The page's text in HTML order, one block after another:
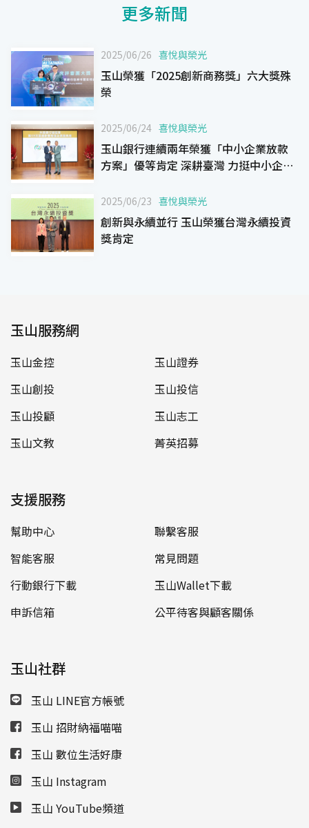
更多新聞
2025/06/26 喜悅與榮光
玉山榮獲「2025創新商務獎」六大獎殊
榮
2025/06/24 喜悅與榮光
玉山銀行連續兩年榮獲「中小企業放款
方案」優等肯定 深耕臺灣 力挺中小企業
2025/06/23 喜悅與榮光
創新與永續並行 玉山榮獲台灣永續投資
獎肯定
玉山服務網
玉山金控
玉山證券
玉山創投
玉山投信
玉山投顧
玉山志工
玉山文教
菁英招募
支援服務
幫助中心
聯繫客服
智能客服
常見問題
行動銀行下載
玉山Wallet下載
申訴信箱
公平待客與顧客關係
玉山社群
玉山 LINE官方帳號
玉山 招財納福喵喵
玉山 數位生活好康
玉山 Instagram
玉山 YouTube頻道